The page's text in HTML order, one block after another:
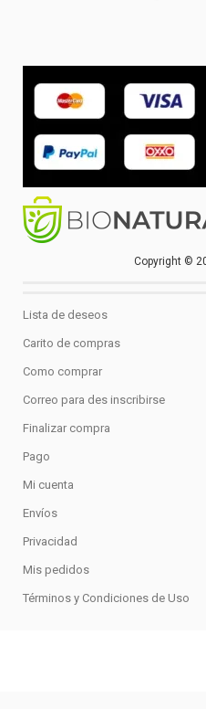
Copyright ©
Lista de deseos
Carito de compras
Como comprar
Correo para des inscribirse
Finalizar compra
Pago
Mi cuenta
Envíos
Privacidad
Mis pedidos
Términos y Condiciones de Uso